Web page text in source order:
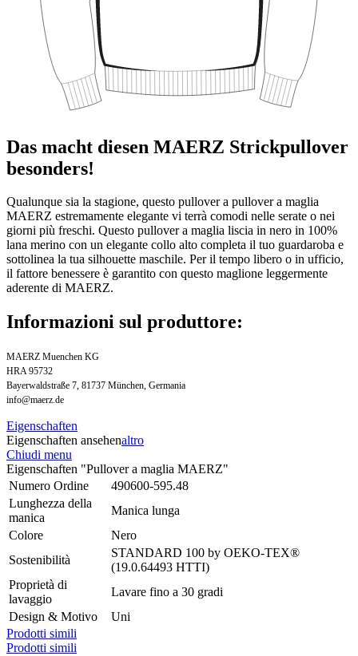
Das macht diesen MAERZ Strickpullover
besonders!
Qualunque sia la stagione, questo pullover a pullover a maglia
MAERZ estremamente elegante vi terrà comodi nelle serate o nei
giorni più freschi. Questo pullover a maglia liscia in nero in 100%
lana merino con un elegante collo alto completa il tuo guardaroba e
sottolinea la tua silhouette maschile. Per il tempo libero o in ufficio,
il fattore benessere è garantito con questo maglione leggermente
aderente di MAERZ.
Informazioni sul produttore:
MAERZ Muenchen KG
HRA 95732
Bayerwaldstraße 7, 81737 München, Germania
info@maerz.de
Eigenschaften
Eigenschaften ansehenaltro
Chiudi menu
Eigenschaften "Pullover a maglia MAERZ"
Numero Ordine
490600-595.48
Lunghezza della
manica
Manica lunga
Colore
Nero
Sostenibilità
STANDARD 100 by OEKO-TEX®
(19.0.64493 HTTI)
Proprietà di
lavaggio
Lavare fino a 30 gradi
Design & Motivo
Uni
Prodotti simili
Prodotti simili